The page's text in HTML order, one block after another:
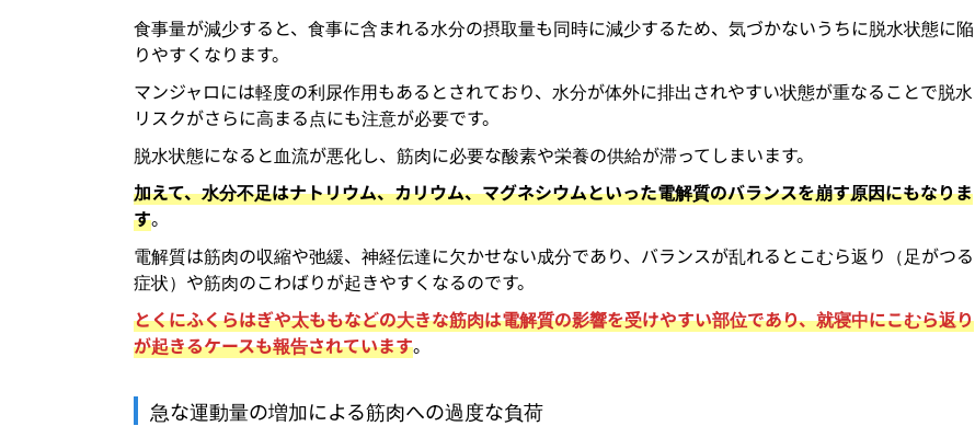
食事量が減少すると、食事に含まれる水分の摂取量も同時に減少するため、気づかないうちに脱水状態に陥
りやすくなります。
マンジャロには軽度の利尿作用もあるとされており、水分が体外に排出されやすい状態が重なることで脱水
リスクがさらに高まる点にも注意が必要です。
脱水状態になると血流が悪化し、筋肉に必要な酸素や栄養の供給が滞ってしまいます。
加えて、水分不足はナトリウム、カリウム、マグネシウムといった電解質のバランスを崩す原因にもなりま
す。
電解質は筋肉の収縮や弛緩、神経伝達に欠かせない成分であり、バランスが乱れるとこむら返り（足がつる
症状）や筋肉のこわばりが起きやすくなるのです。
とくにふくらはぎや太ももなどの大きな筋肉は電解質の影響を受けやすい部位であり、就寝中にこむら返り
が起きるケースも報告されています。
急な運動量の増加による筋肉への過度な負荷